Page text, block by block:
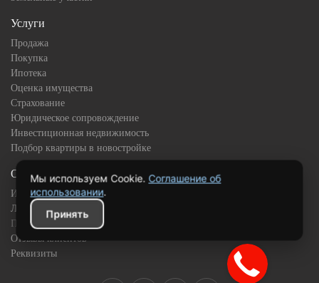
Услуги
Продажа
Покупка
Ипотека
Оценка имущества
Страхование
Юридическое сопровождение
Инвестиционная недвижимость
Подбор квартиры в новостройке
О компании
История
Лицензии и сертификаты
Партнёры
Отзывы клиентов
Реквизиты
Мы используем Cookie. Соглашение об
использовании.
Принять